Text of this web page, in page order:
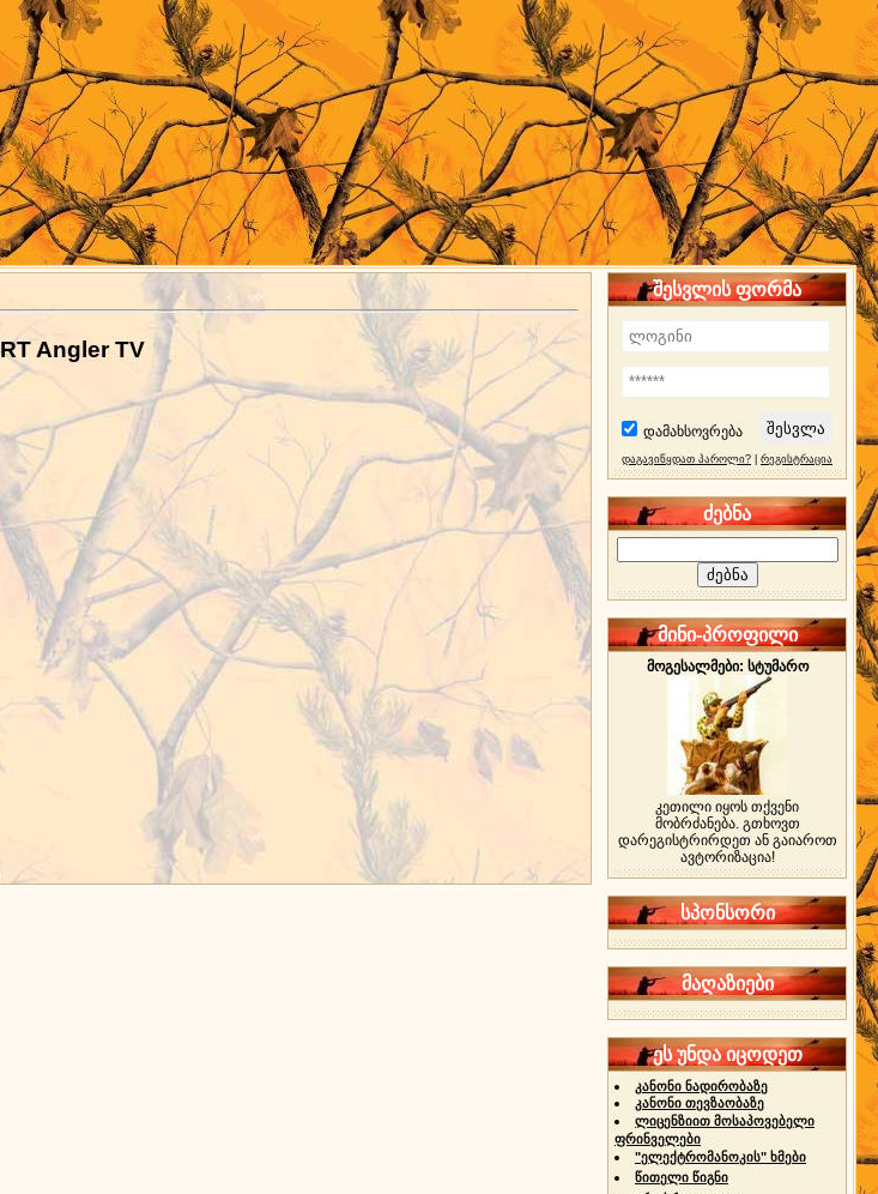
RT Angler TV
შესვლის ფორმა
დამახსოვრება
დაგავიწყდათ პაროლი? რეგისტრაცია
ძებნა
მინი-პროფილი
მოგესალმები: სტუმარო
კეთილი იყოს თქვენი
მობრძანება. გთხოვთ
დარეგისტრირდეთ ან გაიაროთ
ავტორიზაცია!
სპონსორი
მაღაზიები
ეს უნდა იცოდეთ
კანონი ნადირობაზე
კანონი თევზაობაზე
ლიცენზიით მოსაპოვებელი
ფრინველები
"ელექტრომანოკის" ხმები
წითელი წიგნი